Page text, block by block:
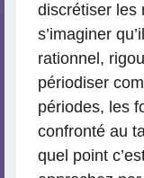
discrétiser les
s’imaginer
rationnel,
périodiser
périodes, les
confronté au
quel point